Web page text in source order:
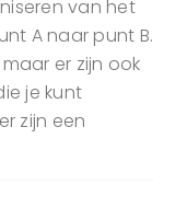
van het
A naar punt B.
er zijn ook
je kunt
zijn een